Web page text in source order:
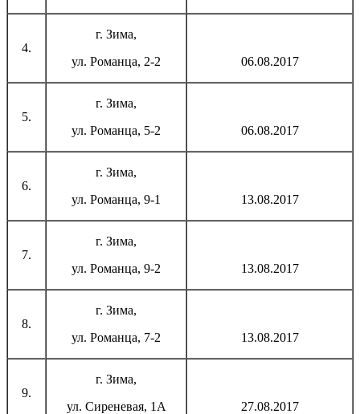
4.
г. Зима,
ул. Романца, 2-2
06.08.2017
5.
г. Зима,
ул. Романца, 5-2
06.08.2017
6.
г. Зима,
ул. Романца, 9-1
13.08.2017
7.
г. Зима,
ул. Романца, 9-2
13.08.2017
8.
г. Зима,
ул. Романца, 7-2
13.08.2017
9.
г. Зима,
ул. Сиреневая, 1А
27.08.2017